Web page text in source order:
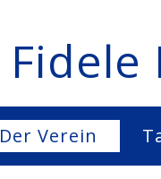
Der Verein